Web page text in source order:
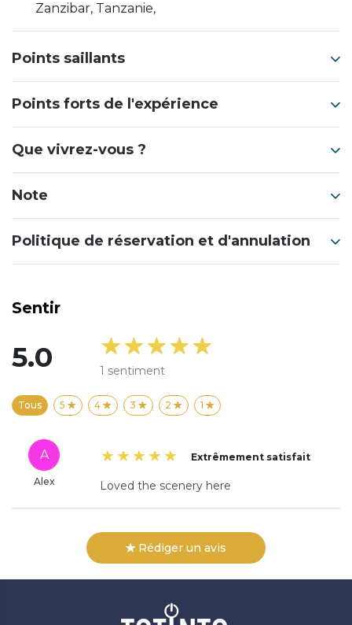
Zanzibar, Tanzanie,
Points saillants
Points forts de l'expérience
Que vivrez-vous ?
Note
Politique de réservation et d'annulation
Sentir
5.0 1 sentiment
Tous 5 4 3 2 1
A
Alex
Extrêmement satisfait
Loved the scenery here
Rédiger un avis